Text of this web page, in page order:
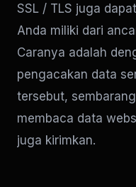
SSL / TLS juga
Anda miliki dari
Caranya adalah
pengacakan data
tersebut,
membaca data
juga kirimkan.